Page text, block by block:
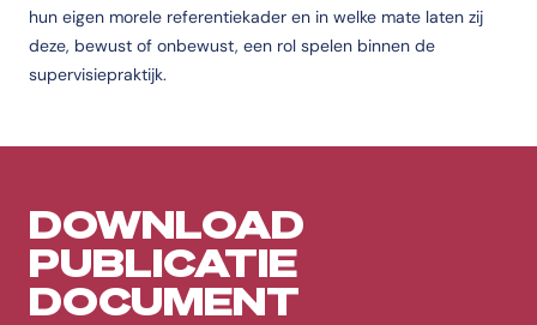
hun eigen morele referentiekader en in welke mate laten zij
deze, bewust of onbewust, een rol spelen binnen de
supervisiepraktijk.
DOWNLOAD
PUBLICATIE
DOCUMENT